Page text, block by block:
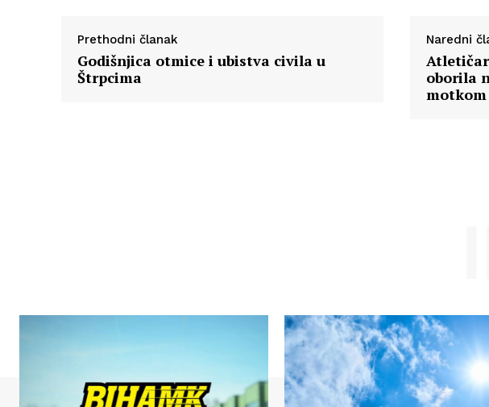
Prethodni članak
Godišnjica otmice i ubistva civila u
Štrpcima
Naredni
oborila
motkom